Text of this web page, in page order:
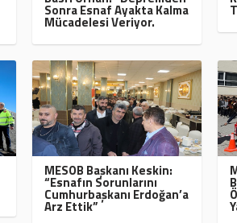
Sonra Esnaf Ayakta Kalma
Mücadelesi Veriyor.
MESOB Başkanı Keskin:
“Esnafın Sorunlarını
Cumhurbaşkanı Erdoğan’a
Arz Ettik”